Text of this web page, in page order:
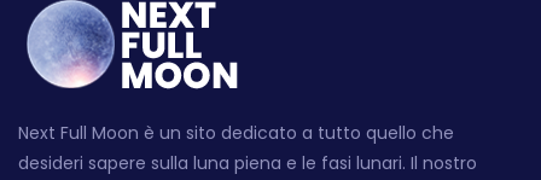
Next Full Moon è un sito dedicato a tutto quello che
desideri sapere sulla luna piena e le fasi lunari. Il nostro